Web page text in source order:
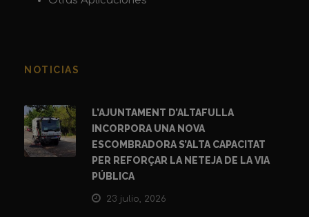
NOTICIAS
L’AJUNTAMENT D’ALTAFULLA
INCORPORA UNA NOVA
ESCOMBRADORA S’ALTA CAPACITAT
PER REFORÇAR LA NETEJA DE LA VIA
PÚBLICA
23 julio, 2026